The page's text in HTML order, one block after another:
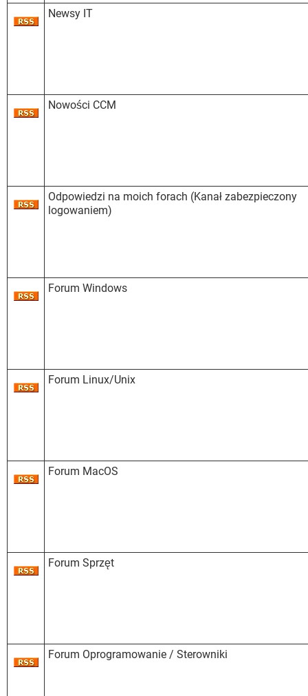
Newsy IT
Nowości CCM
Odpowiedzi na moich forach (Kanał zabezpieczony
logowaniem)
Forum Windows
Forum Linux/Unix
Forum MacOS
Forum Sprzęt
Forum Oprogramowanie / Sterowniki